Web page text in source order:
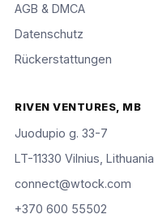
AGB & DMCA
Datenschutz
Rückerstattungen
RIVEN VENTURES, MB
Juodupio g. 33-7
LT-11330 Vilnius, Lithuania
connect@wtock.com
+370 600 55502